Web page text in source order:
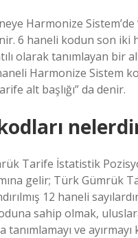
Harmonize Sistem’de
6 haneli kodun son iki
olarak tanımlayan bir
Harmonize Sistem
alt başlığı” da denir.
Tarife İstatistik
gelir; Türk Gümrük
12 haneli
sahip olmak,
tanımlamayı ve ayırmayı